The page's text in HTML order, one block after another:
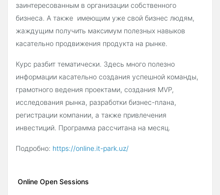
заинтересованным в организации собственного
бизнеса. А также имеющим уже свой бизнес людям,
жаждущим получить максимум полезных навыков
касательно продвижения продукта на рынке.
Курс разбит тематически. Здесь много полезно
информации касательно создания успешной команды,
грамотного ведения проектами, создания MVP,
исследования рынка, разработки бизнес-плана,
регистрации компании, а также привлечения
инвестиций. Программа рассчитана на месяц.
Подробно: https://online.it-park.uz/
Online Open Sessions